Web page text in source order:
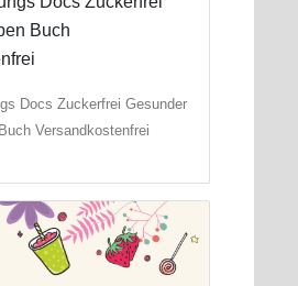
Docs Zuckerfrei Gesunder
Versandkostenfrei